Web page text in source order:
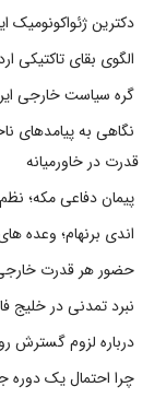
دکترین ژئواکونومیک
الگوی بقای تاکتیکی
گره سیاست خارجی
نگاهی به پیامدهای
قدرت در خاورمیانه
پیمان دفاعی مکه؛
اندی برنهام؛ وعده
حضور هر قدرت خارجی
نبرد تمدنی در خلیج
درباره لزوم گسترش
چرا احتمال یک دوره